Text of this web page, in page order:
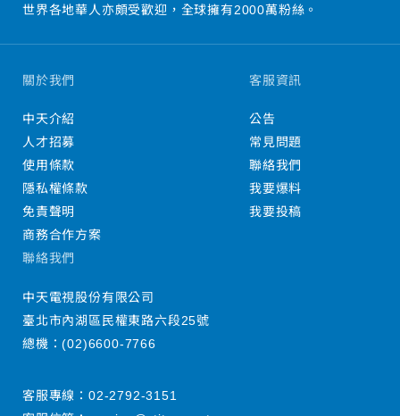
世界各地華人亦頗受歡迎，全球擁有2000萬粉絲。
關於我們
中天介紹
人才招募
使用條款
隱私權條款
免責聲明
商務合作方案
客服資訊
公告
常見問題
聯絡我們
我要爆料
我要投稿
聯絡我們
中天電視股份有限公司
臺北市內湖區民權東路六段25號
總機：(02)6600-7766
客服專線： 02-2792-3151